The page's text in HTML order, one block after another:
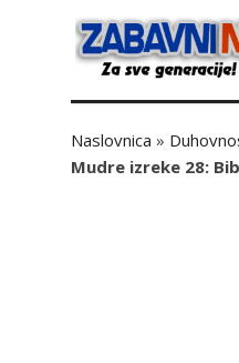
Naslovnica »
Mudre izreke 28: